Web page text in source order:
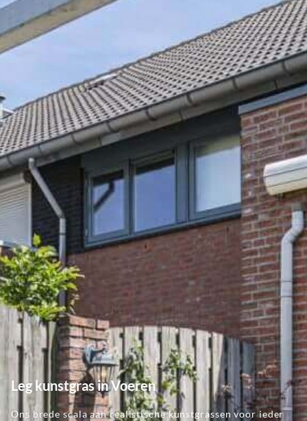
Leg kunstgras in Voeren
Ons brede scala aan realistische kunstgrassen voor ieder